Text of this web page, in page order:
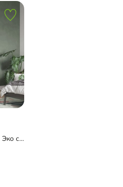
Распашной шкаф Лорэна-3 Эко с зеркалом